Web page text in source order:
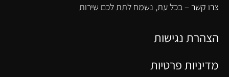
צרו קשר – בכל עת, נשמח לתת לכם שירות
הצהרת נגישות
מדיניות פרטיות